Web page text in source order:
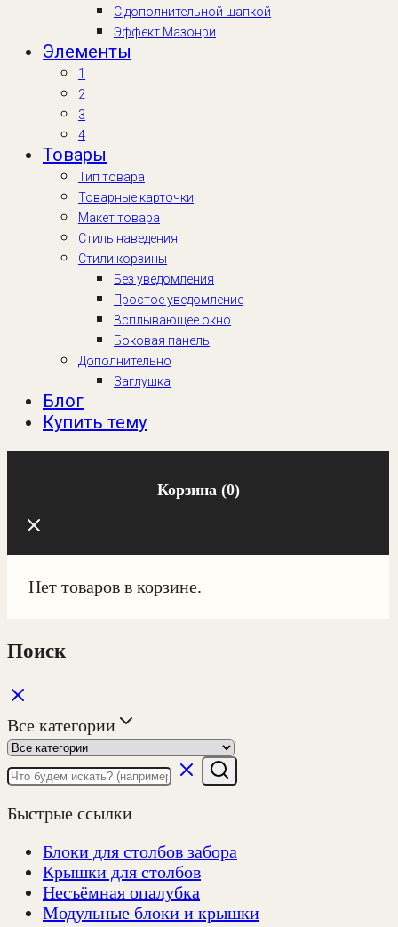
С дополнительной шапкой
Эффект Мазонри
Элементы
1
2
3
4
Товары
Тип товара
Товарные карточки
Макет товара
Стиль наведения
Стили корзины
Без уведомления
Простое уведомление
Всплывающее окно
Боковая панель
Дополнительно
Заглушка
Блог
Купить тему
Корзина (0)
Нет товаров в корзине.
Поиск
Все категории
Быстрые ссылки
Блоки для столбов забора
Крышки для столбов
Несъёмная опалубка
Модульные блоки и крышки